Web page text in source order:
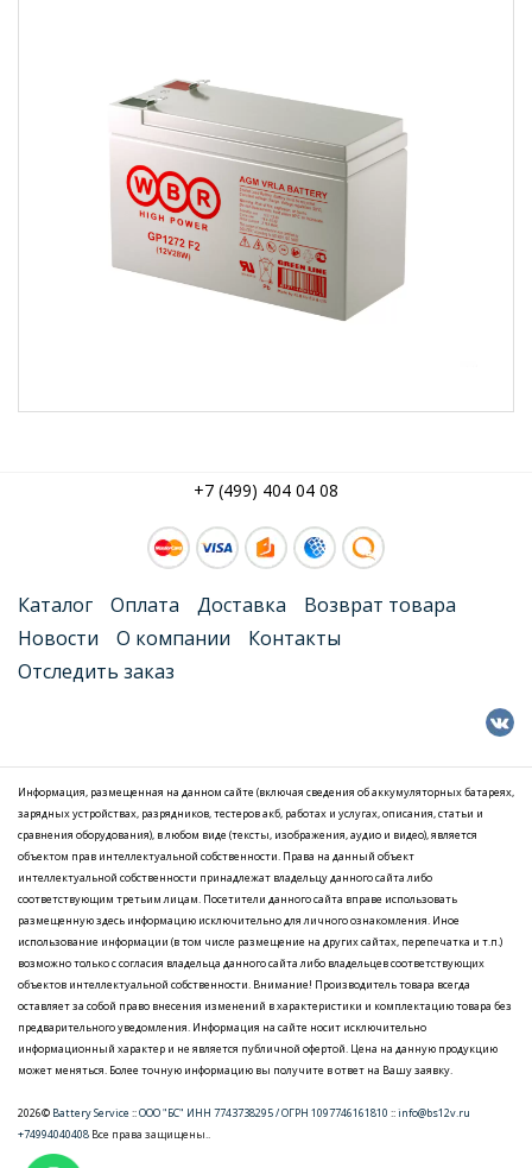
+7 (499) 404 04 08
Каталог Оплата Доставка
Возврат товара
Новости
О компании
Контакты
Отследить заказ
Информация, размещенная на данном сайте (включая сведения об аккумуляторных батареях,
зарядных устройствах, разрядников, тестеров акб, работах и услугах, описания, статьи и
сравнения оборудования), в любом виде (тексты, изображения, аудио и видео), является
объектом прав интеллектуальной собственности. Права на данный объект
интеллектуальной собственности принадлежат владельцу данного сайта либо
соответствующим третьим лицам. Посетители данного сайта вправе использовать
размещенную здесь информацию исключительно для личного ознакомления. Иное
использование информации (в том числе размещение на других сайтах, перепечатка и т.п.)
возможно только с согласия владельца данного сайта либо владельцев соответствующих
объектов интеллектуальной собственности. Внимание! Производитель товара всегда
оставляет за собой право внесения изменений в характеристики и комплектацию товара без
предварительного уведомления. Информация на сайте носит исключительно
информационный характер и не является публичной офертой. Цена на данную продукцию
может меняться. Более точную информацию вы получите в ответ на Вашу заявку.
2026© Battery Service::ООО "БС" ИНН 7743738295 / ОГРН 1097746161810 ::info@bs12v.ru
+74994040408 Все права защищены..